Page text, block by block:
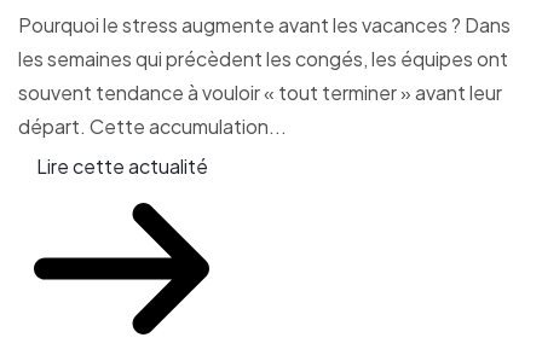
Pourquoi le stress augmente avant les vacances ? Dans
les semaines qui précèdent les congés, les équipes ont
souvent tendance à vouloir « tout terminer » avant leur
départ. Cette accumulation...
Lire cette actualité